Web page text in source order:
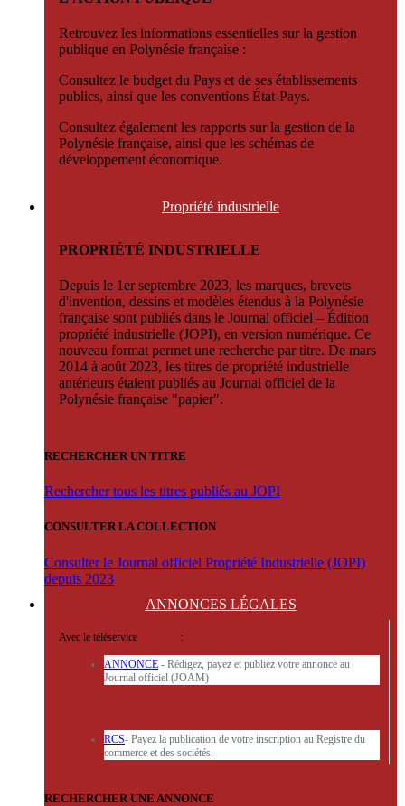
Retrouvez les informations essentielles sur la gestion
publique en Polynésie française :
Consultez le budget du Pays et de ses établissements
publics, ainsi que les conventions État-Pays.
Consultez également les rapports sur la gestion de la
Polynésie française, ainsi que les schémas de
développement économique.
Propriété industrielle
PROPRIÉTÉ INDUSTRIELLE
Depuis le 1er septembre 2023, les marques, brevets
d'invention, dessins et modèles étendus à la Polynésie
française sont publiés dans le Journal officiel – Édition
propriété industrielle (JOPI), en version numérique. Ce
nouveau format permet une recherche par titre. De mars
2014 à août 2023, les titres de propriété industrielle
antérieurs étaient publiés au Journal officiel de la
Polynésie française "papier".
RECHERCHER UN TITRE
Rechercher tous les titres publiés au JOPI
CONSULTER LA COLLECTION
Consulter le Journal officiel Propriété Industrielle (JOPI)
depuis 2023
ANNONCES LÉGALES
Avec le téléservice :
ANNONCE - Rédigez, payez et publiez votre annonce au
Journal officiel (JOAM)
RCS- Payez la publication de votre inscription au Registre du
commerce et des sociétés.
RECHERCHER UNE ANNONCE